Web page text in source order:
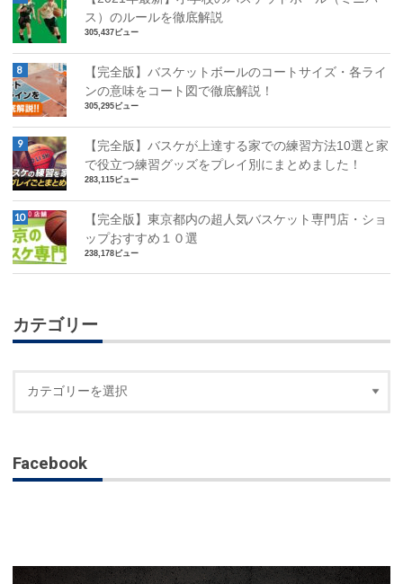
ス）のルールを徹底解説
305,437ビュー
【完全版】バスケットボールのコートサイズ・各ライ
ンの意味をコート図で徹底解説！
305,295ビュー
【完全版】バスケが上達する家での練習方法10選と家
で役立つ練習グッズをプレイ別にまとめました！
283,115ビュー
【完全版】東京都内の超人気バスケット専門店・ショ
ップおすすめ１０選
238,178ビュー
カテゴリー
Facebook